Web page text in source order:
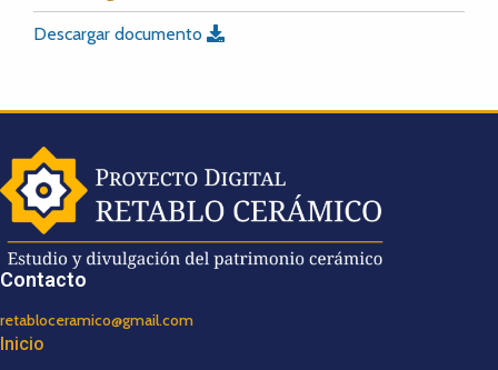
Descargar documento
Contacto
retabloceramico@gmail.com
Inicio